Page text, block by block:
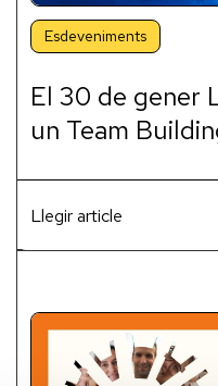
Esdeveniments
El 30 de gener
un Team
Llegir article